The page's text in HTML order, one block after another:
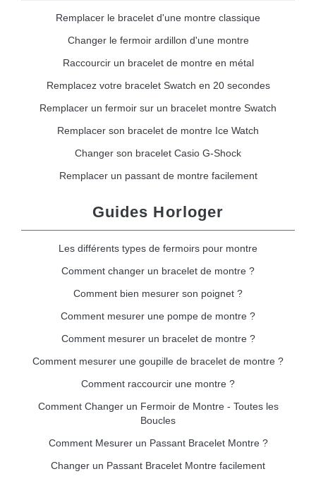
Remplacer le bracelet d'une montre classique
Changer le fermoir ardillon d'une montre
Raccourcir un bracelet de montre en métal
Remplacez votre bracelet Swatch en 20 secondes
Remplacer un fermoir sur un bracelet montre Swatch
Remplacer son bracelet de montre Ice Watch
Changer son bracelet Casio G-Shock
Remplacer un passant de montre facilement
Guides Horloger
Les différents types de fermoirs pour montre
Comment changer un bracelet de montre ?
Comment bien mesurer son poignet ?
Comment mesurer une pompe de montre ?
Comment mesurer un bracelet de montre ?
Comment mesurer une goupille de bracelet de montre ?
Comment raccourcir une montre ?
Comment Changer un Fermoir de Montre - Toutes les
Boucles
Comment Mesurer un Passant Bracelet Montre ?
Changer un Passant Bracelet Montre facilement